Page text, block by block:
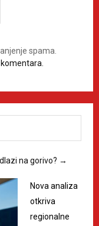
spama.
na gorivo? →
Nova analiza
otkriva
regionalne